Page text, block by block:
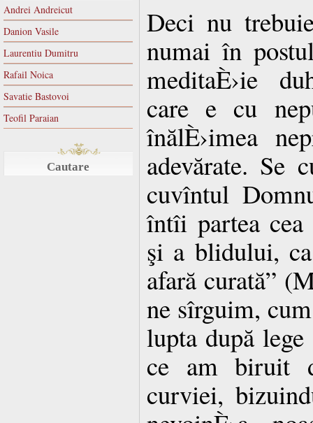
Andrei Andreicut
Danion Vasile
Laurentiu Dumitru
Rafail Noica
Savatie Bastovoi
Teofil Paraian
Cautare
Deci nu
numai în
meditaÈ›ie
care e cu
înălÈ›imea
adevărate. Se
cuvîntul
întîi partea
şi a blidului,
afară curată”
ne sîrguim,
lupta după
ce am biruit
curviei,